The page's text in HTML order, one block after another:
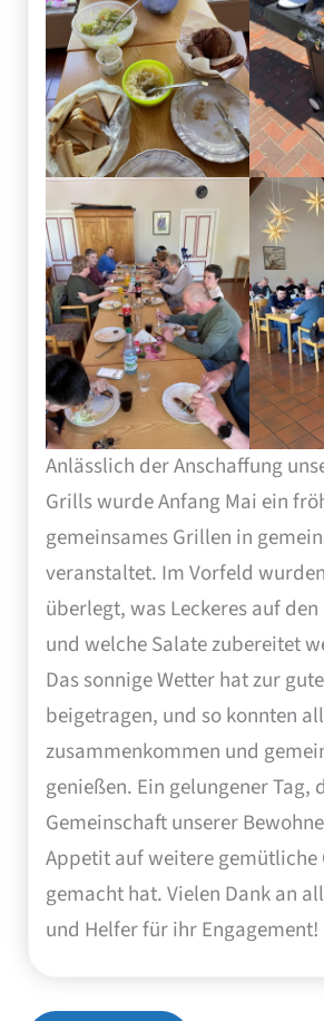
Anlässlich der Anschaffung
Grills wurde Anfang Mai ein
gemeinsames Grillen in
veranstaltet. Im Vorfeld
überlegt, was Leckeres auf
und welche Salate zubereitet
Das sonnige Wetter hat zur
beigetragen, und so konnten
zusammenkommen und
genießen. Ein gelungener Tag,
Gemeinschaft unserer
Appetit auf weitere
gemacht hat. Vielen Dank an
und Helfer für ihr Engagement!